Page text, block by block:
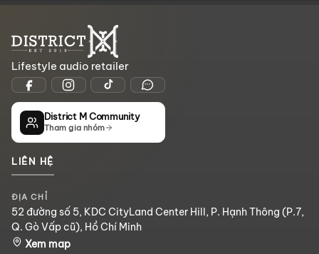
Lifestyle audio retailer
District M Community
Tham gia nhóm
LIÊN HỆ
ĐỊA CHỈ
52 đường số 5, KDC CityLand Center Hill, P. Hạnh Thông (P.7,
Q. Gò Vấp cũ), Hồ Chí Minh
Xem map